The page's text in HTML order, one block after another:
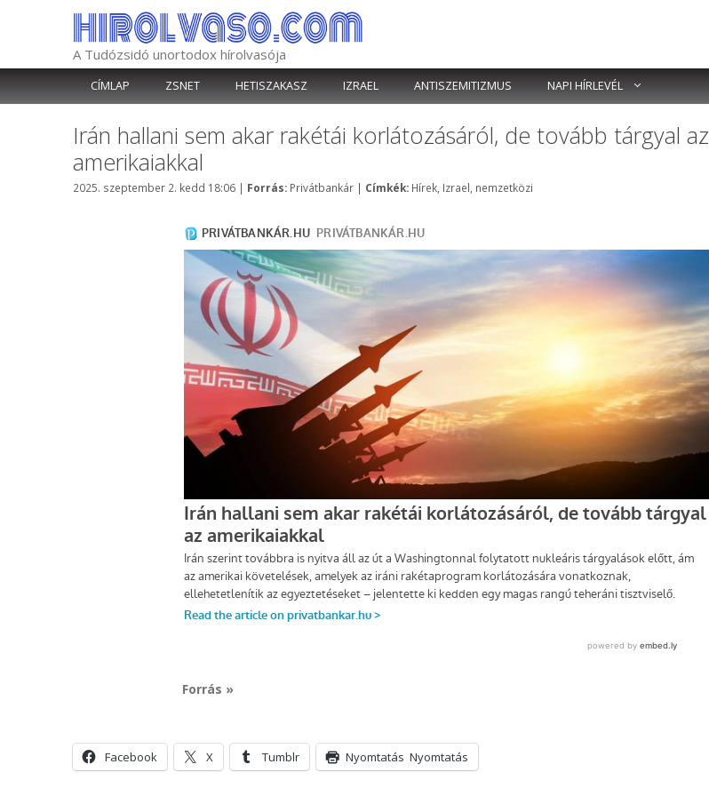
A Tudózsidó unortodox hírolvasója
CÍMLAP ZSNET HETISZAKASZ IZRAEL ANTISZEMITIZMUS NAPI HÍRLEVÉL
Irán hallani sem akar rakétái korlátozásáról, de tovább tárgyal az
amerikaiakkal
2025. szeptember 2. kedd 18:06 | Forrás: Kategória
Privátbankár | Címkék: Címkék
Hírek Izrael nemzetközi
Forrás »
Facebook X Tumblr Nyomtatás Nyomtatás